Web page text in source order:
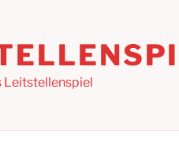
Leitstellenspiel